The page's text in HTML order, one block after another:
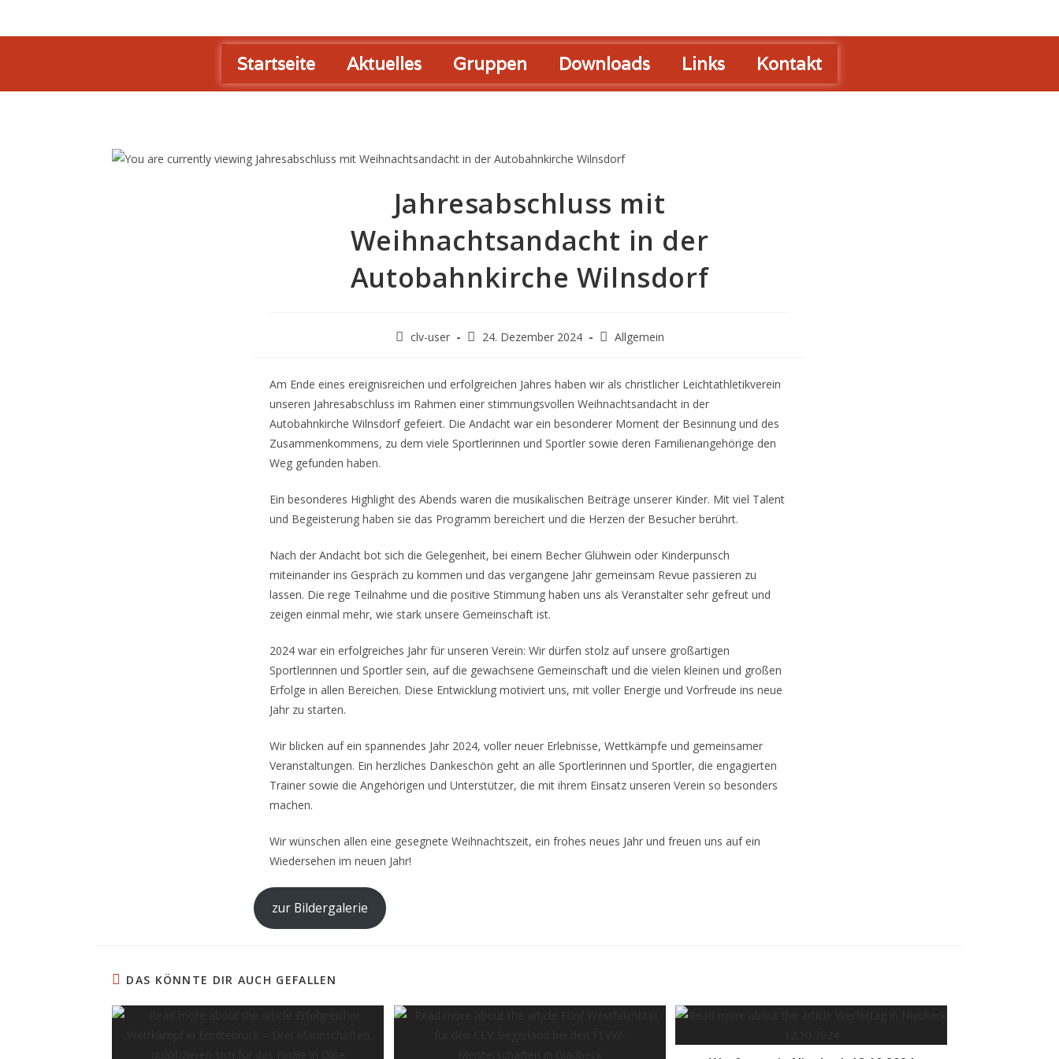
Startseite Aktuelles Gruppen Downloads Links Kontakt
Jahresabschluss mit
Weihnachtsandacht in der
Autobahnkirche Wilnsdorf
clv-user 24. Dezember 2024 Allgemein
Am Ende eines ereignisreichen und erfolgreichen Jahres haben wir als christlicher Leichtathletikverein
unseren Jahresabschluss im Rahmen einer stimmungsvollen Weihnachtsandacht in der
Autobahnkirche Wilnsdorf gefeiert. Die Andacht war ein besonderer Moment der Besinnung und des
Zusammenkommens, zu dem viele Sportlerinnen und Sportler sowie deren Familienangehörige den
Weg gefunden haben.
Ein besonderes Highlight des Abends waren die musikalischen Beiträge unserer Kinder. Mit viel Talent
und Begeisterung haben sie das Programm bereichert und die Herzen der Besucher berührt.
Nach der Andacht bot sich die Gelegenheit, bei einem Becher Glühwein oder Kinderpunsch
miteinander ins Gespräch zu kommen und das vergangene Jahr gemeinsam Revue passieren zu
lassen. Die rege Teilnahme und die positive Stimmung haben uns als Veranstalter sehr gefreut und
zeigen einmal mehr, wie stark unsere Gemeinschaft ist.
2024 war ein erfolgreiches Jahr für unseren Verein: Wir dürfen stolz auf unsere großartigen
Sportlerinnen und Sportler sein, auf die gewachsene Gemeinschaft und die vielen kleinen und großen
Erfolge in allen Bereichen. Diese Entwicklung motiviert uns, mit voller Energie und Vorfreude ins neue
Jahr zu starten.
Wir blicken auf ein spannendes Jahr 2024, voller neuer Erlebnisse, Wettkämpfe und gemeinsamer
Veranstaltungen. Ein herzliches Dankeschön geht an alle Sportlerinnen und Sportler, die engagierten
Trainer sowie die Angehörigen und Unterstützer, die mit ihrem Einsatz unseren Verein so besonders
machen.
Wir wünschen allen eine gesegnete Weihnachtszeit, ein frohes neues Jahr und freuen uns auf ein
Wiedersehen im neuen Jahr!
zur Bildergalerie
DAS KÖNNTE DIR AUCH GEFALLEN